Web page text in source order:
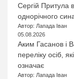
Сергій Притула
однорічного
Автор: Лапада Іван
05.08.2026
Аким Гасанов і
переліку осіб,
означає
Автор: Лапада Іван